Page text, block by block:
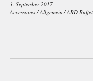
3. September 2017
Accessoires/Allgemein /ARD Buffet